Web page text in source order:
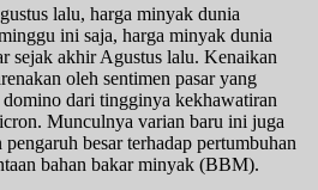
lalu, harga minyak dunia
ini saja, harga minyak dunia
sejak akhir Agustus lalu. Kenaikan
oleh sentimen pasar yang
dari tingginya kekhawatiran
Munculnya varian baru ini juga
besar terhadap pertumbuhan
bahan bakar minyak (BBM).